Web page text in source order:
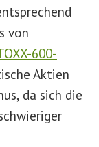
von
600-
Aktien
da sich die